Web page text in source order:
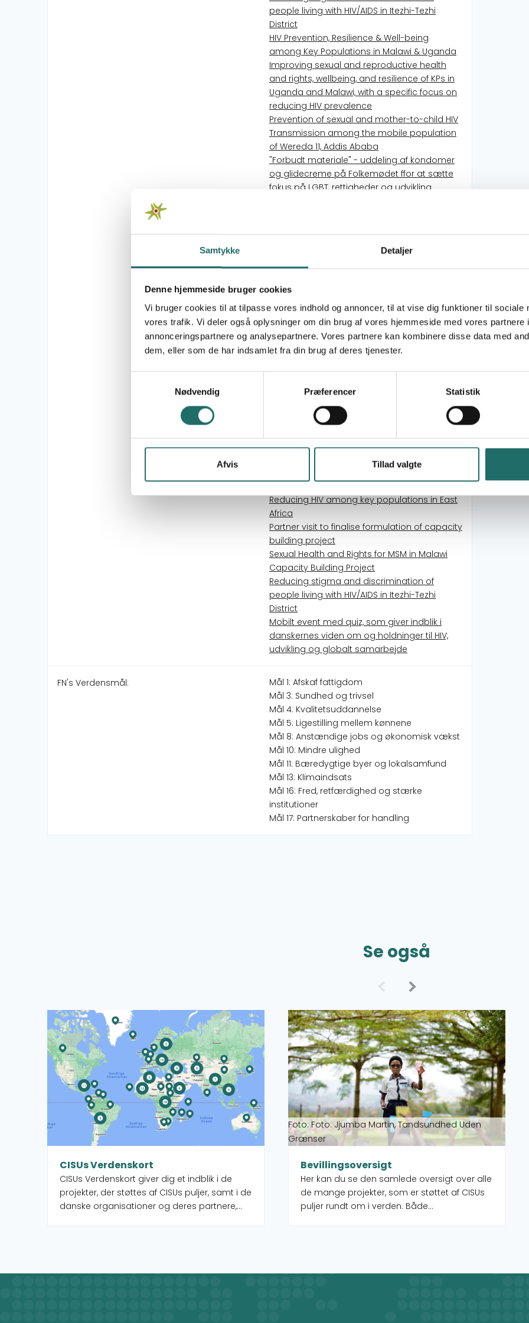
Samtykke Detaljer
Denne hjemmeside bruger cookies
Vi bruger cookies til at tilpasse vores indhold og annoncer, til at vise dig funktioner til sociale
vores trafik. Vi deler også oplysninger om din brug af vores hjemmeside med vores partnere
annonceringspartnere og analysepartnere. Vores partnere kan kombinere disse data med
dem, eller som de har indsamlet fra din brug af deres tjenester.
Nødvendig
Præferencer Statistik
Afvis Tillad valgte
people living with HIV/AIDS in Itezhi-Tezhi
District
HIV Prevention, Resilience & Well-being
among Key Populations in Malawi & Uganda
Improving sexual and reproductive health
and rights, wellbeing, and resilience of KPs in
Uganda and Malawi, with a specific focus on
reducing HIV prevalence
Prevention of sexual and mother-to-child HIV
Transmission among the mobile population
of Wereda 11, Addis Ababa
"Forbudt materiale" - uddeling af kondomer
og glidecreme på Folkemødet ffor at sætte
fokus på LGBT, rettigheder og udvikling
Improving lives of trans people in Malawi
Pioneering the inclusion of transgendered
Including Us? - Holistic Prevention, Care and
Treatment Services to Men who have Sex with
Men (MSM) and Transgenders (TG) in Nepal
Improved Sexual Health, HIV Prevention,
Resilience, and Protection of Rights of Key
Strengthening access and human rights for
underserved KP communities in Ukraine
Prevention of HIV infections and violence
Hvad skal kvinderne med kondomet?
Debatarrangement om kvinders ret til
sundhed gennem kvindekontrollerede
Reducing HIV among key populations in East
Africa
Partner visit to finalise formulation of capacity
building project
Sexual Health and Rights for MSM in Malawi
Capacity Building Project
Reducing stigma and discrimination of
people living with HIV/AIDS in Itezhi-Tezhi
District
Mobilt event med quiz, som giver indblik i
danskernes viden om og holdninger til HIV,
udvikling og globalt samarbejde
FN's Verdensmål:
Mål 1: Afskaf fattigdom
Mål 3: Sundhed og trivsel
Mål 4: Kvalitetsuddannelse
Mål 5: Ligestilling mellem kønnene
Mål 8: Anstændige jobs og økonomisk vækst
Mål 10: Mindre ulighed
Mål 11: Bæredygtige byer og lokalsamfund
Mål 13: Klimaindsats
Mål 16: Fred, retfærdighed og stærke
institutioner
Mål 17: Partnerskaber for handling
Se også
CISUs Verdenskort
CISUs Verdenskort giver dig et indblik i de
projekter, der støttes af CISUs puljer, samt i de
danske organisationer og deres partnere,
der arbejder i det pågældende land.
Læs mere om CISUs Verdenskort
Foto: Foto: Jjumba Martin, Tandsundhed Uden
Grænser
Bevillingsoversigt
Her kan du se den samlede oversigt over alle
de mange projekter, som er støttet af CISUs
puljer rundt om i verden. Både
Læs mere om Bevillingsoversigt